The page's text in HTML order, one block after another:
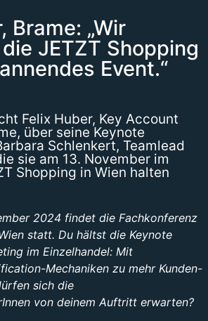
Brame: „Wir
JETZT Shopping
Event.“
Felix Huber, Key Account
über seine Keynote
Schlenkert, Teamlead
sie am 13. November im
Shopping in Wien halten
2024 findet die Fachkonferenz
statt. Du hältst die Keynote
im Einzelhandel: Mit
Mechaniken zu mehr Kunden-
sich die
von deinem Auftritt erwarten?